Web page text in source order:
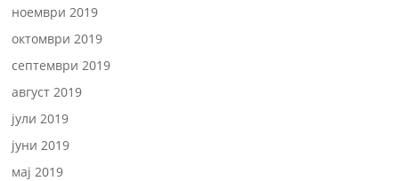
ноември 2019
октомври 2019
септември 2019
август 2019
јули 2019
јуни 2019
мај 2019